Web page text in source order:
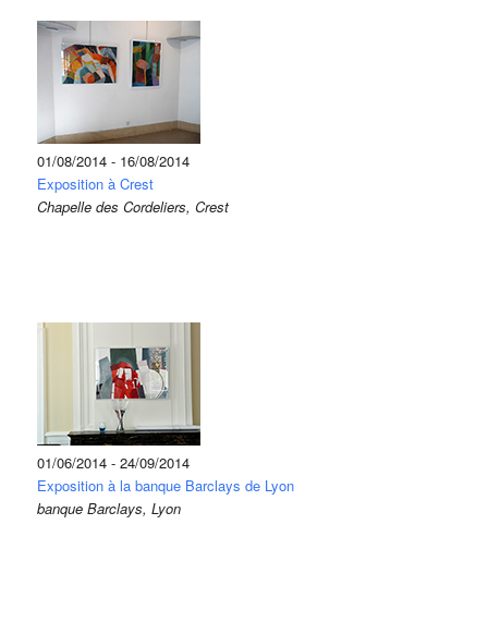
01/08/2014 - 16/08/2014
Exposition à Crest
Chapelle des Cordeliers, Crest
01/06/2014 - 24/09/2014
Exposition à la banque Barclays de Lyon
banque Barclays, Lyon